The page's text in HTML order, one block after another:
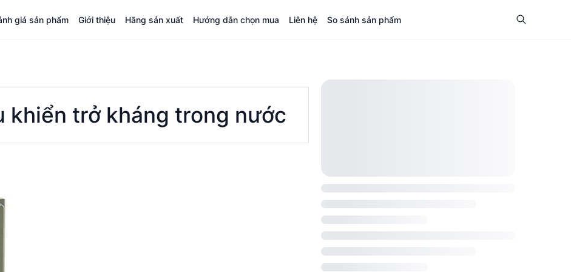
giá sản phẩm Giới thiệu Hãng sản xuất Hướng dẫn chọn mua Liên hệ So sánh sản phẩm
khiển trở kháng trong nước